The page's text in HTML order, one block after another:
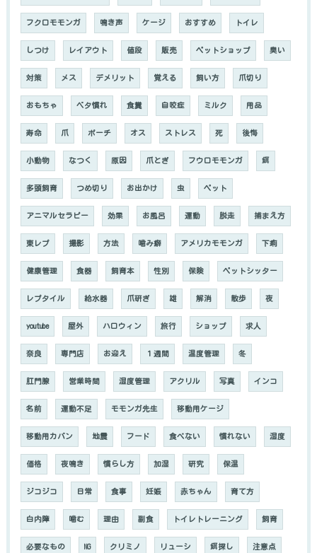
フクロモモンガ 鳴き声 ケージ おすすめ トイレ
しつけ レイアウト 値段 販売 ペットショップ 臭い
対策 メス デメリット 覚える 飼い方 爪切り
おもちゃ ベタ慣れ 食糞 自咬症 ミルク 用品
寿命 爪 ポーチ オス ストレス 死 後悔
小動物 なつく 原因 爪とぎ フウロモモンガ 餌
多頭飼育 つめ切り お出かけ 虫 ペット
アニマルセラピー 効果 お風呂 運動 脱走 捕まえ方
東レプ 撮影 方法 噛み癖 アメリカモモンガ 下痢
健康管理 食器 飼育本 性別 保険 ペットシッター
レプタイル 給水器 爪研ぎ 雄 解消 散歩 夜
youtube 屋外 ハロウィン 旅行 ショップ 求人
奈良 専門店 お迎え １週間 温度管理 冬
肛門腺 営業時間 湿度管理 アクリル 写真 インコ
名前 運動不足 モモンガ先生 移動用ケージ
移動用カバン 地震 フード 食べない 慣れない 湿度
価格 夜鳴き 慣らし方 加湿 研究 保温
ジコジコ 日常 食事 妊娠 赤ちゃん 育て方
白内障 噛む 理由 副食 トイレトレーニング 飼育
必要なもの NG クリミノ リューシ 餌探し 注意点